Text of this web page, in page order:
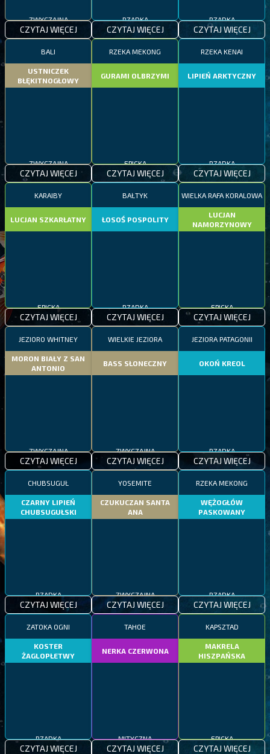
CZYTAJ WIĘCEJ CZYTAJ WIĘCEJ CZYTAJ WIĘCEJ
BALI
USTNICZEK
BŁĘKITNOGŁOWY
CZYTAJ WIĘCEJ
RZEKA MEKONG
GURAMI OLBRZYMI
CZYTAJ WIĘCEJ
RZEKA KENAI
LIPIEŃ ARKTYCZNY
CZYTAJ WIĘCEJ
KARAIBY
LUCJAN SZKARŁATNY
CZYTAJ WIĘCEJ
BAŁTYK
ŁOSOŚ POSPOLITY
CZYTAJ WIĘCEJ
WIELKA RAFA KORALOWA
LUCJAN
NAMORZYNOWY
CZYTAJ WIĘCEJ
JEZIORO WHITNEY
MORON BIAŁY Z SAN
ANTONIO
CZYTAJ WIĘCEJ
WIELKIE JEZIORA
BASS SŁONECZNY
CZYTAJ WIĘCEJ
JEZIORA PATAGONII
OKOŃ KREOL
CZYTAJ WIĘCEJ
CHUBSUGUŁ
CZARNY LIPIEŃ
CHUBSUGUŁSKI
CZYTAJ WIĘCEJ
YOSEMITE
CZUKUCZAN SANTA
ANA
ZWYCZAJNA
CZYTAJ WIĘCEJ
RZEKA MEKONG
WĘŻOGŁÓW
PASKOWANY
RZADKA
CZYTAJ WIĘCEJ
ZATOKA OGNI
KOSTER
ŻAGLOPŁETWY
RZADKA
CZYTAJ WIĘCEJ
TAHOE
NERKA CZERWONA
MITYCZNA
CZYTAJ WIĘCEJ
KAPSZTAD
MAKRELA
HISZPAŃSKA
EPICKA
CZYTAJ WIĘCEJ